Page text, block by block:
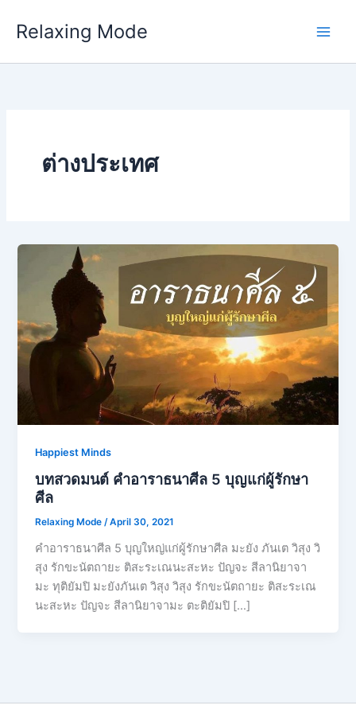
Relaxing Mode
ต่างประเทศ
Happiest Minds
บทสวดมนต์ คำอาราธนาศีล 5 บุญแก่ผู้รักษา
ศีล
Relaxing Mode/April 30, 2021
คำอาราธนาศีล 5 บุญใหญ่แก่ผู้รักษาศีล มะยัง ภันเต วิสุง วิ
สุง รักขะนัตถายะ ติสะระเณนะสะหะ ปัญจะ สีลานิยาจา
มะ ทุติยัมปิ มะยังภันเต วิสุง วิสุง รักขะนัตถายะ ติสะระเณ
นะสะหะ ปัญจะ สีลานิยาจามะ ตะติยัมปิ […]